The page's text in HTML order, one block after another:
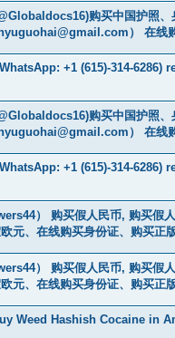
购买中国护照
） 在线
+1 (615)-314-
购买中国护照
） 在线
+1 (615)-314-
） 购买假人民币, 购买假
元、在线购买身份证、购买
） 购买假人民币, 购买假
元、在线购买身份证、购买
Weed Hashish Cocaine in